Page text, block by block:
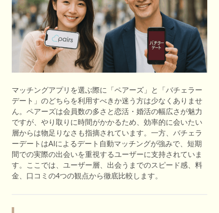
マッチングアプリを選ぶ際に「ペアーズ」と「バチェラー
デート」のどちらを利用すべきか迷う方は少なくありませ
ん。ペアーズは会員数の多さと恋活・婚活の幅広さが魅力
ですが、やり取りに時間がかかるため、効率的に会いたい
層からは物足りなさも指摘されています。一方、バチェラ
ーデートはAIによるデート自動マッチングが強みで、短期
間での実際の出会いを重視するユーザーに支持されていま
す。ここでは、ユーザー層、出会うまでのスピード感、料
金、口コミの4つの観点から徹底比較します。